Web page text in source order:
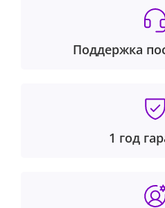
Поддержка
1 год